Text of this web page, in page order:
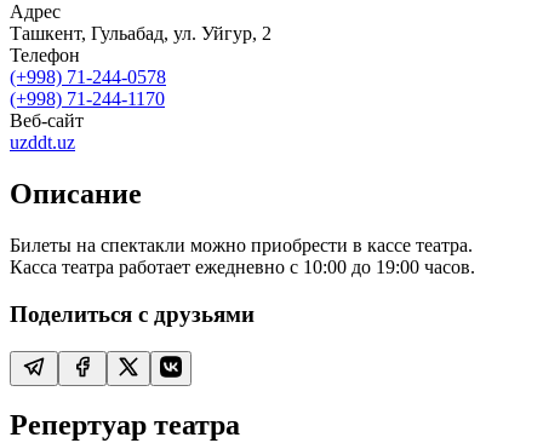
Адрес
Ташкент, Гульабад, ул. Уйгур, 2
Телефон
(+998) 71-244-0578
(+998) 71-244-1170
Веб-сайт
uzddt.uz
Описание
Билеты на спектакли можно приобрести в кассе театра.
Касса театра работает ежедневно с 10:00 до 19:00 часов.
Поделиться с друзьями
Репертуар театра